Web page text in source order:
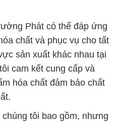
cam kết cung cấp và
hóa chất đảm bảo chất
tôi bao gồm, nhưng
tẩy rửa, chất chống ăn
chất tạo màu, chất xử lý